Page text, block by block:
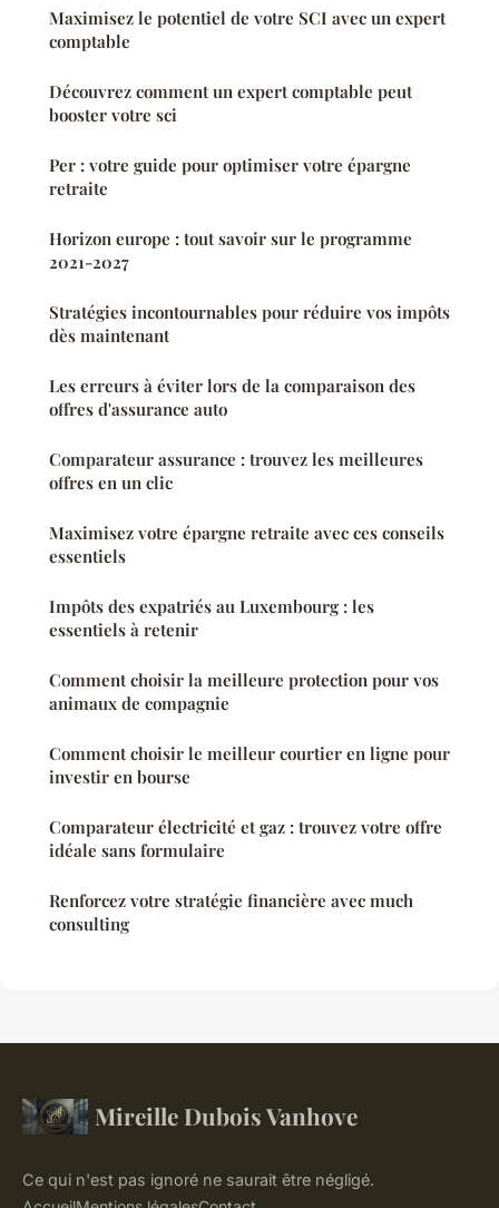
Maximisez le potentiel de votre SCI avec un expert
comptable
Découvrez comment un expert comptable peut
booster votre sci
Per : votre guide pour optimiser votre épargne
retraite
Horizon europe : tout savoir sur le programme
2021-2027
Stratégies incontournables pour réduire vos impôts
dès maintenant
Les erreurs à éviter lors de la comparaison des
offres d'assurance auto
Comparateur assurance : trouvez les meilleures
offres en un clic
Maximisez votre épargne retraite avec ces conseils
essentiels
Impôts des expatriés au Luxembourg : les
essentiels à retenir
Comment choisir la meilleure protection pour vos
animaux de compagnie
Comment choisir le meilleur courtier en ligne pour
investir en bourse
Comparateur électricité et gaz : trouvez votre offre
idéale sans formulaire
Renforcez votre stratégie financière avec much
consulting
Mireille Dubois Vanhove
Ce qui n'est pas ignoré ne saurait être négligé.